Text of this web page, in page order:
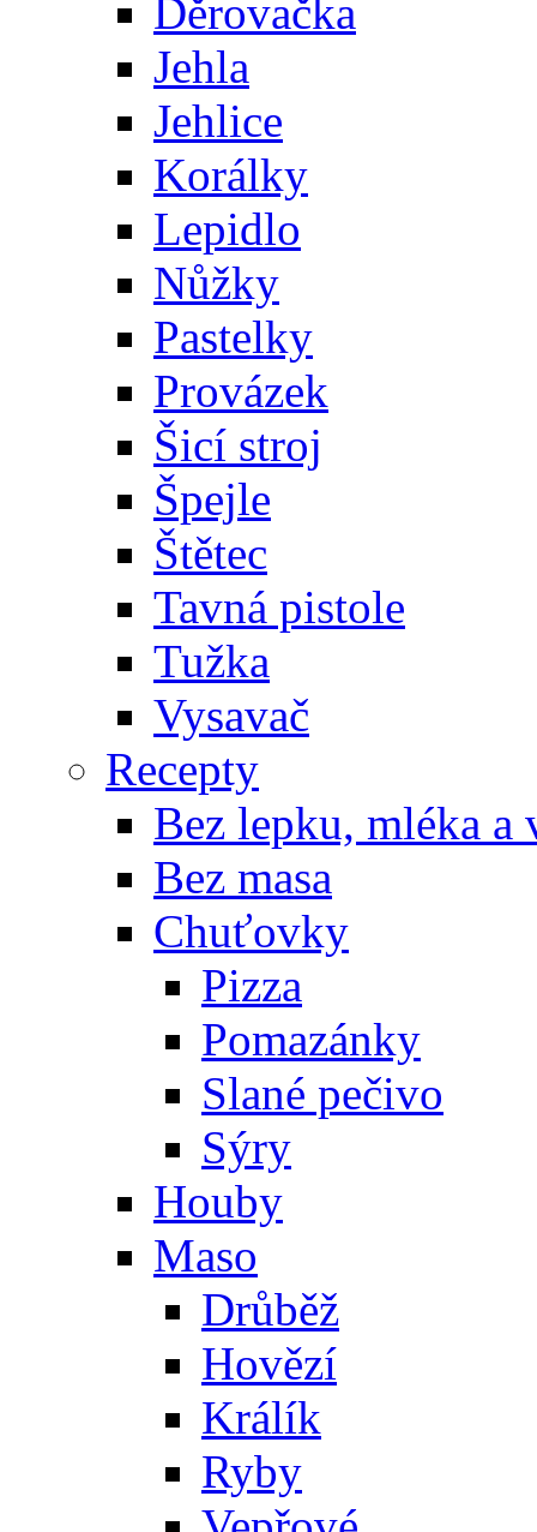
Děrovačka
Jehla
Jehlice
Korálky
Lepidlo
Nůžky
Pastelky
Provázek
Šicí stroj
Špejle
Štětec
Tavná pistole
Tužka
Vysavač
Recepty
Bez lepku, mléka a
Bez masa
Chuťovky
Pizza
Pomazánky
Slané pečivo
Sýry
Houby
Maso
Drůběž
Hovězí
Králík
Ryby